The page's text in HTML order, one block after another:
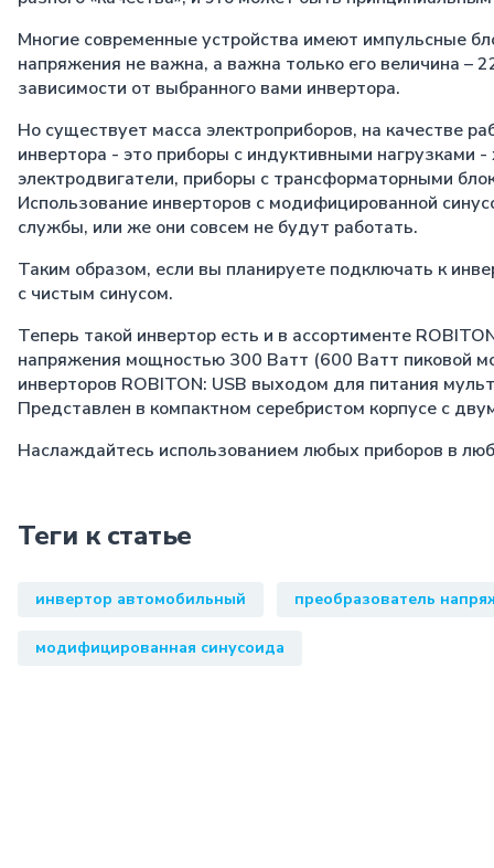
Многие современные устройства имеют импульсные
напряжения не важна, а важна только его величина –
зависимости от выбранного вами инвертора.
Но существует масса электроприборов, на качестве
инвертора - это приборы с индуктивными нагрузками
электродвигатели, приборы с трансформаторными
Использование инверторов с модифицированной
службы, или же они совсем не будут работать.
Таким образом, если вы планируете подключать к
с чистым синусом.
Теперь такой инвертор есть и в ассортименте
напряжения мощностью 300 Ватт (600 Ватт пиковой
инверторов ROBITON: USB выходом для питания
Представлен в компактном серебристом корпусе с
Наслаждайтесь использованием любых приборов в
Теги к статье
инвертор автомобильный преобразователь
модифицированная синусоида